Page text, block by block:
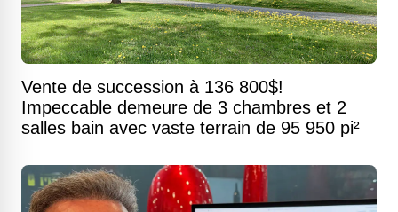
Vente de succession à 136 800$!
Impeccable demeure de 3 chambres et 2
salles bain avec vaste terrain de 95 950 pi²